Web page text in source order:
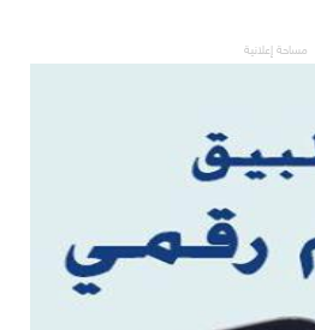
مساحة إعلانية